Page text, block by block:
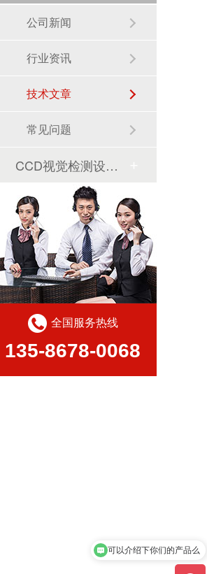
公司新闻
行业资讯
技术文章
常见问题
CCD视觉检测设备案例
全国服务热线
135-8678-0068
可以介绍下你们的产品么